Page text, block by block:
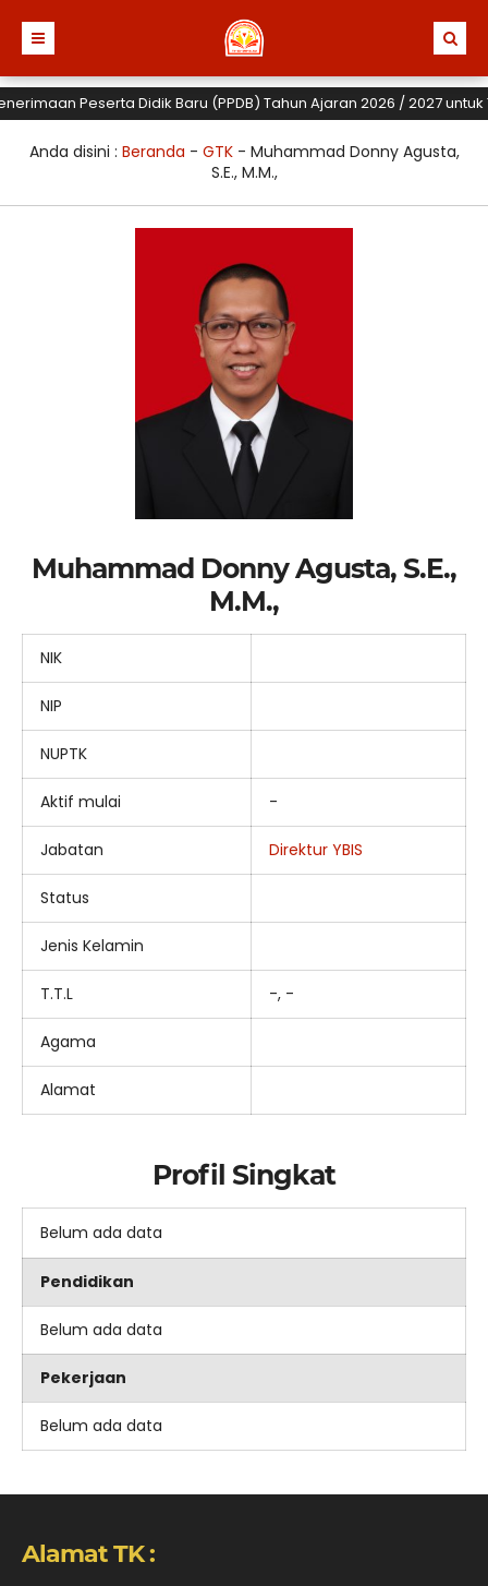
Peserta Didik Baru (PPDB) Tahun Ajaran 2026 / 2027
Anda disini : Beranda - GTK- Muhammad Donny Agusta,
S.E., M.M.,
Muhammad Donny Agusta, S.E.,
M.M.,
NIK
NIP
NUPTK
Aktif mulai -
Jabatan Direktur YBIS
Status
Jenis Kelamin
T.T.L -, -
Agama
Alamat
Profil Singkat
Belum ada data
Pendidikan
Belum ada data
Pekerjaan
Belum ada data
Alamat TK :